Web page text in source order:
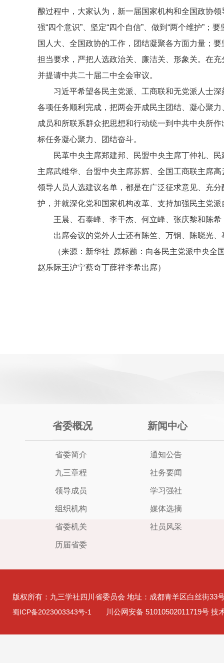
酿过程中，大家认为，新一届国家机构和全国政协
强“四个意识”、坚定“四个自信”、做到“两个维护”
国人大、全国政协的工作，团结凝聚各方面力量；
担当要求，严把人选政治关、廉洁关、形象关。在
并提请中共二十届二中全会审议。
习近平希望各民主党派、工商联和无党派人士
各项任务顺利完成，把两会开成民主团结、凝心聚
成员和所联系群众把思想和行动统一到中共中央所
标任务凝心聚力、团结奋斗。
民革中央主席郑建邦、民盟中央主席丁仲礼、
主席武维华、台盟中央主席苏辉、全国工商联主席
领导人员人选建议名单，都是在广泛征求意见、充
护，并就深化党和国家机构改革、支持加强民主党
王晨、石泰峰、李干杰、何立峰、张庆黎和陈
出席会议的党外人士还有陈竺、万钢、陈晓光
（来源：新华社 原标题：向各民主党派中央
赵乐际王沪宁蔡奇丁薛祥李希出席）
省委概况
省委简介
九三章程
领导成员
组织机构
省委机关
历届省委
新闻中心
通知公告
社务要闻
学习强社
媒体选摘
社员风采
版权所有：九三学社四川省委员会 地址：成都青羊区白丝街33
蜀ICP备2023003343号-1 川公网安备 51010502011719号 技